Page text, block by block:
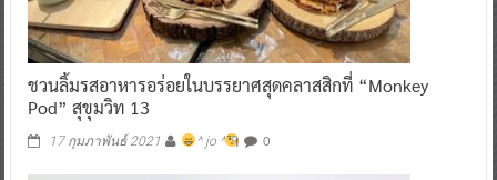
ชวนลิ้มรสอาหารอร่อยในบรรยาศสุดคลาสสิกที่ “Monkey
Pod” สุขุมวิท 13
17 กุมภาพันธ์ 2021 ^ jo ^ 0